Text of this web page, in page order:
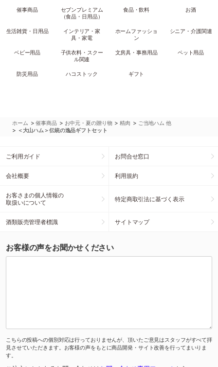
催事商品
セブンプレミアム
（食品・日用品）
食品・飲料 お酒
生活雑貨・日用品
インテリア・家
具・家電
ホームファッショ
ン
シニア・介護関連
ベビー用品
子供衣料・スクー
ル関連
文房具・事務用品 ペット用品
防災用品 ハコストック ギフト
ホーム >催事商品 > お中元・夏の贈り物 >精肉 > ご当地ハム 他
> ＜大山ハム＞伝統の逸品ギフトセット
ご利用ガイド お問合せ窓口
会社概要 利用規約
お客さまの個人情報の
取扱いについて
特定商取引法に基づく表示
酒類販売管理者標識 サイトマップ
お客様の声をお聞かせください
こちらの投稿への個別対応は行っておりませんが、頂いたご意見はスタッフがすべて拝
見させていただきます。お客様の声をもとに商品開発・サイト改善を行ってまいりま
す。